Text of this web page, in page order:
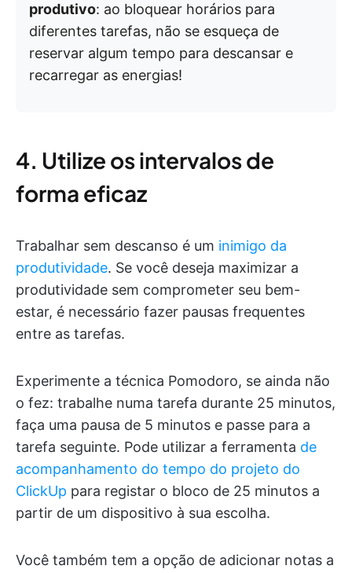
produtivo: ao bloquear horários para
diferentes tarefas, não se esqueça de
reservar algum tempo para descansar e
recarregar as energias!
4. Utilize os intervalos de
forma eficaz
Trabalhar sem descanso é um inimigo da
produtividade. Se você deseja maximizar a
produtividade sem comprometer seu bem-
estar, é necessário fazer pausas frequentes
entre as tarefas.
Experimente a técnica Pomodoro, se ainda não
o fez: trabalhe numa tarefa durante 25 minutos,
faça uma pausa de 5 minutos e passe para a
tarefa seguinte. Pode utilizar a ferramenta de
acompanhamento do tempo do projeto do
ClickUp para registar o bloco de 25 minutos a
partir de um dispositivo à sua escolha.
Você também tem a opção de adicionar notas a